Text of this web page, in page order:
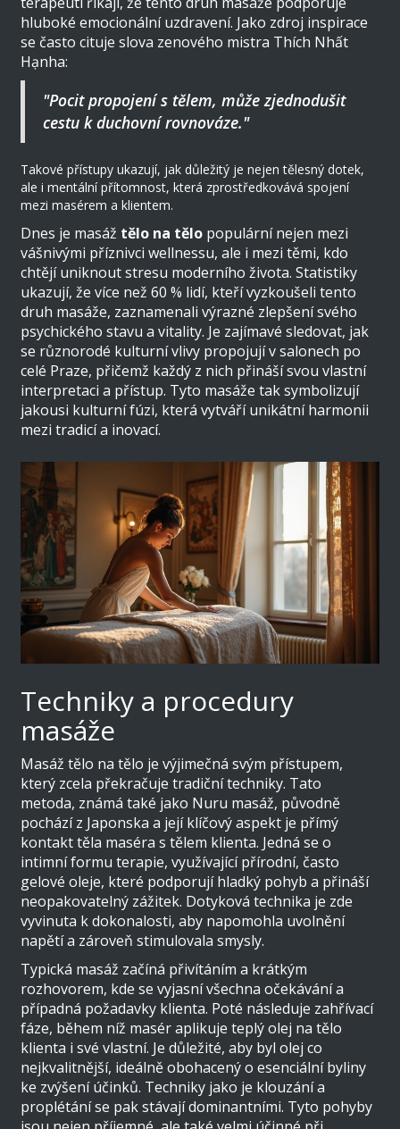
hluboké emocionální uzdravení. Jako zdroj inspirace
se často cituje slova zenového mistra Thích Nhất
Hạnha:
"Pocit propojení s tělem, může zjednodušit
cestu k duchovní rovnováze."
Takové přístupy ukazují, jak důležitý je nejen tělesný dotek,
ale i mentální přítomnost, která zprostředkovává spojení
mezi masérem a klientem.
Dnes je masáž tělo na tělo populární nejen mezi
vášnivými příznivci wellnessu, ale i mezi těmi, kdo
chtějí uniknout stresu moderního života. Statistiky
ukazují, že více než 60 % lidí, kteří vyzkoušeli tento
druh masáže, zaznamenali výrazné zlepšení svého
psychického stavu a vitality. Je zajímavé sledovat, jak
se různorodé kulturní vlivy propojují v salonech po
celé Praze, přičemž každý z nich přináší svou vlastní
interpretaci a přístup. Tyto masáže tak symbolizují
jakousi kulturní fúzi, která vytváří unikátní harmonii
mezi tradicí a inovací.
Techniky a procedury
masáže
Masáž tělo na tělo je výjimečná svým přístupem,
který zcela překračuje tradiční techniky. Tato
metoda, známá také jako Nuru masáž, původně
pochází z Japonska a její klíčový aspekt je přímý
kontakt těla maséra s tělem klienta. Jedná se o
intimní formu terapie, využívající přírodní, často
gelové oleje, které podporují hladký pohyb a přináší
neopakovatelný zážitek. Dotyková technika je zde
vyvinuta k dokonalosti, aby napomohla uvolnění
napětí a zároveň stimulovala smysly.
Typická masáž začíná přivítáním a krátkým
rozhovorem, kde se vyjasní všechna očekávání a
případná požadavky klienta. Poté následuje zahřívací
fáze, během níž masér aplikuje teplý olej na tělo
klienta i své vlastní. Je důležité, aby byl olej co
nejkvalitnější, ideálně obohacený o esenciální byliny
ke zvýšení účinků. Techniky jako je klouzání a
proplétání se pak stávají dominantními. Tyto pohyby